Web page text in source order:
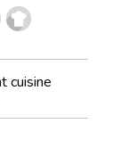
cuisine